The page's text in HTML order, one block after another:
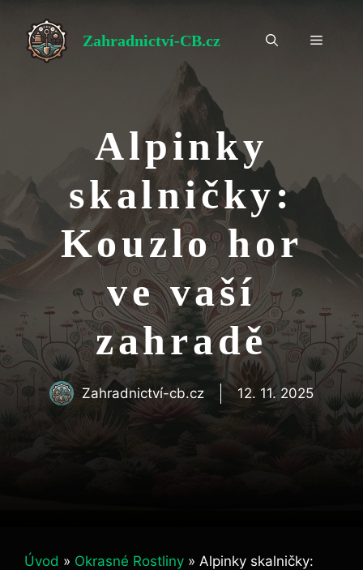
obsah
Zahradnictví-CB.cz Menu
Alpinky
skalničky:
Kouzlo hor
ve vaší
zahradě
Zahradnictví-cb.cz 12. 11. 2025
Úvod » Okrasné Rostliny » Alpinky skalničky: